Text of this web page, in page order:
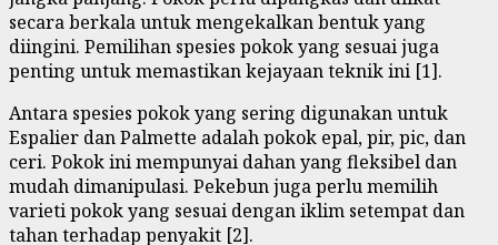
secara berkala untuk mengekalkan bentuk yang
diingini. Pemilihan spesies pokok yang sesuai juga
penting untuk memastikan kejayaan teknik ini [1].
Antara spesies pokok yang sering digunakan untuk
Espalier dan Palmette adalah pokok epal, pir, pic, dan
ceri. Pokok ini mempunyai dahan yang fleksibel dan
mudah dimanipulasi. Pekebun juga perlu memilih
varieti pokok yang sesuai dengan iklim setempat dan
tahan terhadap penyakit [2].